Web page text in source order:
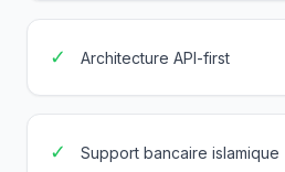
✓ Architecture API-first
✓ Support bancaire islamique